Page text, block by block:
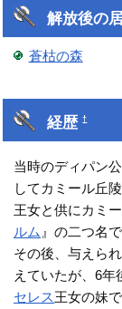
解放後の
蒼枯の森
経歴†
当時のディパン
してカミール丘
王女と供にカミ
ルム 』の二つ名
その後、与えら
えていたが、6年
セレス王女の妹